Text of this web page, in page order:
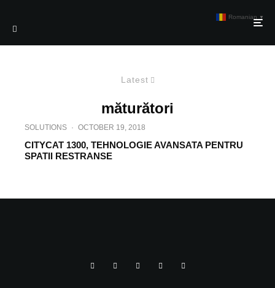
Latest
măturători
SOLUTIONS · OCTOBER 19, 2018
CITYCAT 1300, TEHNOLOGIE AVANSATA PENTRU
SPATII RESTRANSE
Romanian ▼